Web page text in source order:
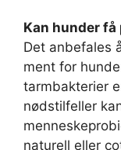
Kan hunder
Det anbefales
ment for
tarmbakterier
nødstilfeller
naturell eller